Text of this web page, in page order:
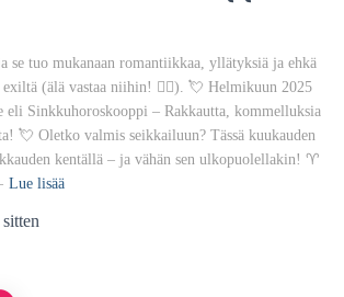
se tuo mukanaan romantiikkaa, yllätyksiä ja ehkä
exiltä (älä vastaa niihin! 🙅‍♀️). 💘 Helmikuun 2025
eli Sinkkuhoroskooppi – Rakkautta, kommelluksia
💘 Oletko valmis seikkailuun? Tässä kuukauden
kentällä – ja vähän sen ulkopuolellakin! ♈
Lue lisää
sitten